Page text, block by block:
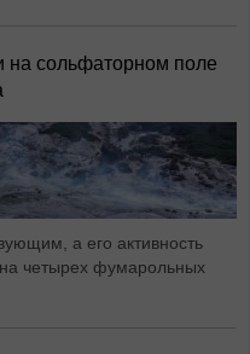
на сольфаторном поле
а его активность
четырех фумарольных